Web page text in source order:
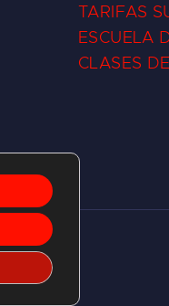
TARIFAS
ESCUELA
CLASES